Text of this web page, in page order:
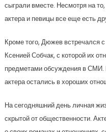
сыграли вместе. Несмотря на
актера и певицы все еще есть
Кроме того, Дюжев встречался
Ксенией Собчак, с которой их
предметами обсуждения в СМИ.
актера остались в хороших
На сегодняшний день личная
скрытой от общественности.